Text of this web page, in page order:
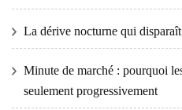
La dérive nocturne qui
Minute de marché : pourquoi
seulement progressivement